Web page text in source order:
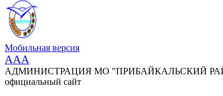
Мобильная версия
AAA
АДМИНИСТРАЦИЯ МО "ПРИБАЙКАЛЬСКИЙ
официальный сайт